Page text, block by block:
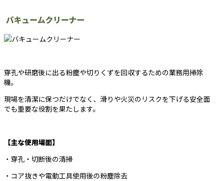
バキュームクリーナー
穿孔や研磨後に出る粉塵や切りくずを回収するための業務用掃除
機。
現場を清潔に保つだけでなく、滑りや火災のリスクを下げる安全面
でも重要な役割を果たします。
【主な使用場面】
・穿孔・切断後の清掃
・コア抜きや電動工具使用後の粉塵除去